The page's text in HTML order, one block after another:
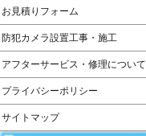
お見積りフォーム
防犯カメラ設置工事・施工
アフターサービス・修理について
プライバシーポリシー
サイトマップ